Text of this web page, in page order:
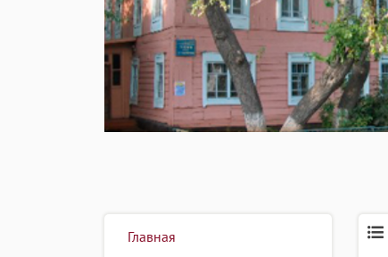
Главная